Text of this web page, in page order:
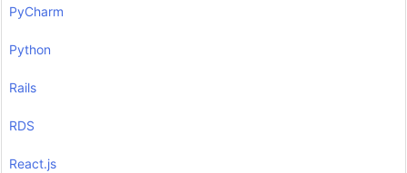
PyCharm
Python
Rails
RDS
React.js